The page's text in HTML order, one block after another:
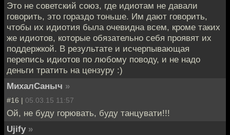
Это не советский союз, где идиотам не давали
говорить, это гораздо тоньше. Им дают говорить,
чтобы их идиотия была очевидна всем, кроме таких
же идиотов, которые обязательно себя проявят их
поддержкой. В результате и исчерпывающая
перепись идиотов по любому поводу, и не надо
деньги тратить на цензуру :)
МихалСаныч »
#16 | 05.03.15 11:57
Ой, не буду горювать, буду танцувати!!!
Ujify »